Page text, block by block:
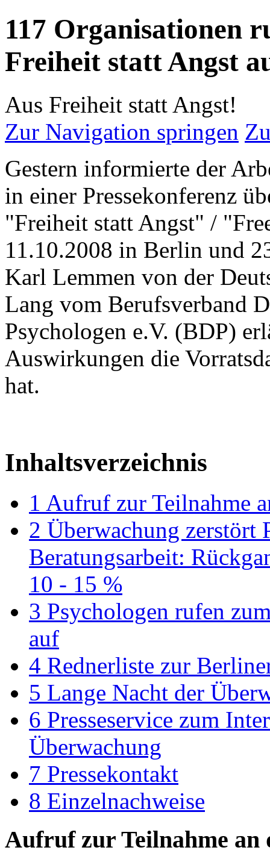
117 Organisationen
Freiheit statt Angst
Aus Freiheit statt Angst!
Zur Navigation springen
Gestern informierte der
in einer Pressekonferenz
"Freiheit statt Angst" /
11.10.2008 in Berlin und
Karl Lemmen von der
Lang vom Berufsverband
Psychologen e.V. (BDP)
Auswirkungen die
hat.
Inhaltsverzeichnis
1 Aufruf zur Teilnahme
2 Überwachung zerstört
Beratungsarbeit:
10 - 15 %
3 Psychologen rufen
auf
4 Rednerliste zur
5 Lange Nacht der
6 Presseservice zum
Überwachung
7 Pressekontakt
8 Einzelnachweise
Aufruf zur Teilnahme